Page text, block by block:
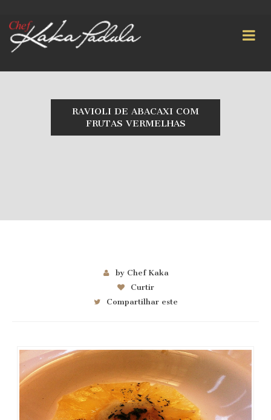
RAVIOLI DE ABACAXI COM
FRUTAS VERMELHAS
by Chef Kaka
Curtir
Compartilhar este